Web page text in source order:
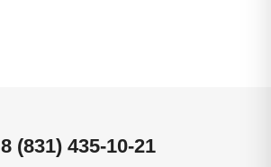
8 (831) 435-10-21